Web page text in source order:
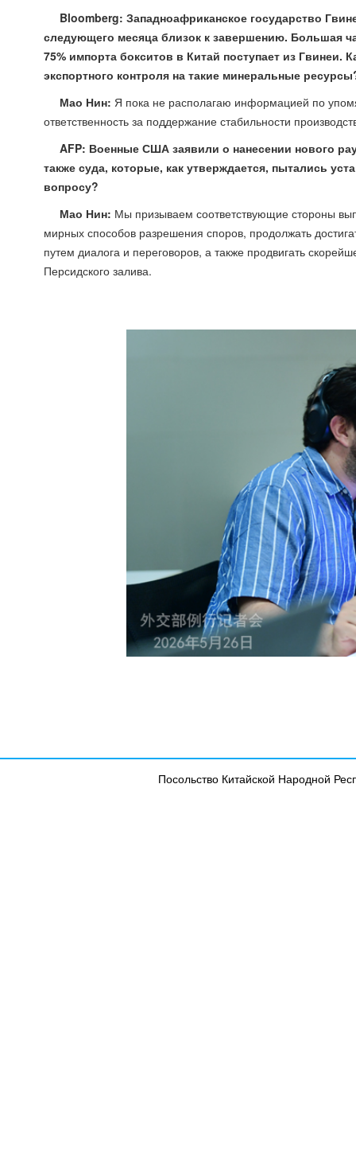
Bloomberg: Западноафриканское государство
следующего месяца близок к завершению. Большая
75% импорта бокситов в Китай поступает из
экспортного контроля на такие минеральные
Мао Нин: Я пока не располагаю информацией по
ответственность за поддержание стабильности
AFP: Военные США заявили о нанесении нового
также суда, которые, как утверждается, пытались
вопросу?
Мао Нин: Мы призываем соответствующие стороны
мирных способов разрешения споров, продолжать
путем диалога и переговоров, а также продвигать
Персидского залива.
Посольство Китайской Народной